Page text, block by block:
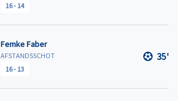
16- 14
Femke Faber
AFSTANDSSCHOT
16- 13
35'